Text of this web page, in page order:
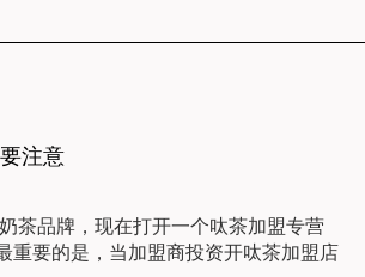
注意
茶品牌，现在打开一个呔茶加盟专营
重要的是，当加盟商投资开呔茶加盟店